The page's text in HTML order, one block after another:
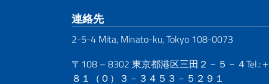
Footer section
連絡先
2-5-4 Mita, Minato-ku, Tokyo 108-0073
〒108 – 8302 東京都港区三田２－５－４Tel.:＋
８１（０）３－３４５３－５２９１